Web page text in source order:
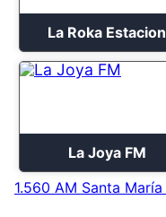
La Roka Estacion
La Joya FM
1.560 AM Santa